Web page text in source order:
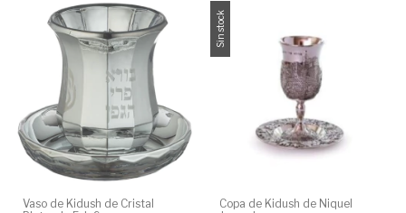
Vaso de Kidush de Cristal
Sin stock
Copa de Kidush de Niquel